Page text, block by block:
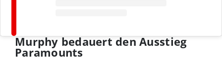
Murphy bedauert den Ausstieg
Paramounts